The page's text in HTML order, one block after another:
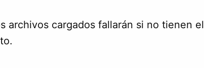
archivos cargados fallarán si no tienen el